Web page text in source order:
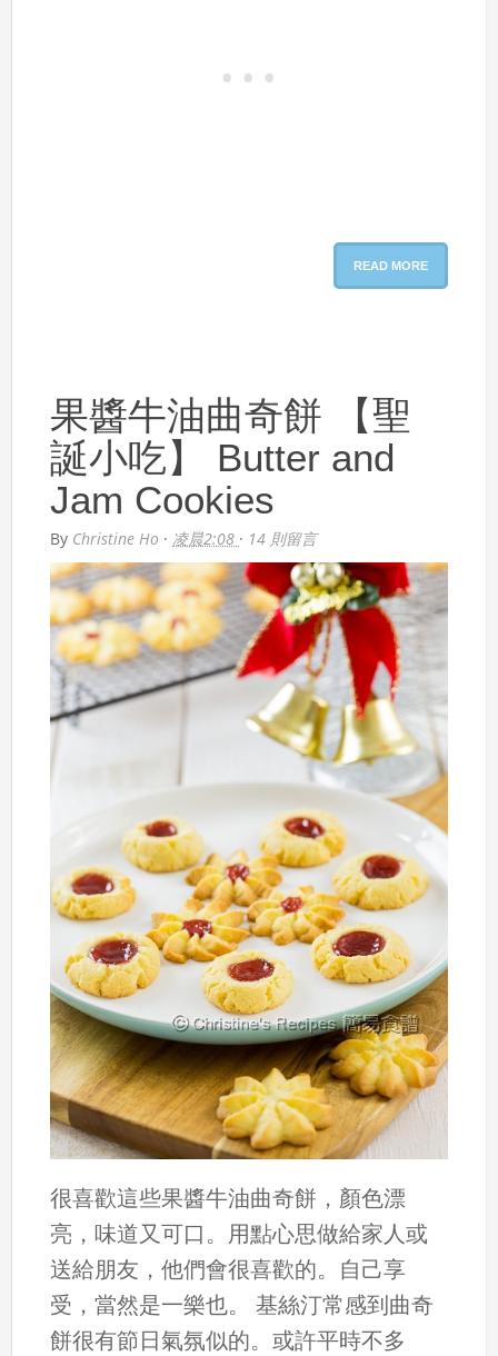
READ MORE
果醬牛油曲奇餅 【聖
誕小吃】 Butter and
Jam Cookies
By Christine Ho · 凌晨2:08 · 14 則留言
很喜歡這些果醬牛油曲奇餅，顏色漂
亮，味道又可口。用點心思做給家人或
送給朋友，他們會很喜歡的。自己享
受，當然是一樂也。 基絲汀常感到曲奇
餅很有節日氣氛似的。或許平時不多